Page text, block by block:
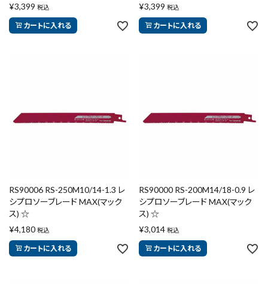
¥3,399 税込
カートに入れる
¥3,399 税込
カートに入れる
RS90006 RS-250M10/14-1.3 レ
シプロソーブレード MAX(マック
ス) ☆
¥4,180 税込
カートに入れる
RS90000 RS-200M14/18-0.9 レ
シプロソーブレード MAX(マック
ス) ☆
¥3,014 税込
カートに入れる